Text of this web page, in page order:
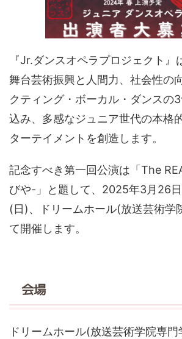
『Jr.ダンスオペラプロジェクト
舞台芸術振興と人間力、社会性の
クティング・ボーカル・ダンスの
込み、多感なジュニア世代の本格
ターテイメントを創造します。
記念すべき第一回公演は「The
びや-」と題して、2025年3月26
(日)、ドリームホール(放送芸術学
て開催します。
会場
ドリームホール(放送芸術学院専門